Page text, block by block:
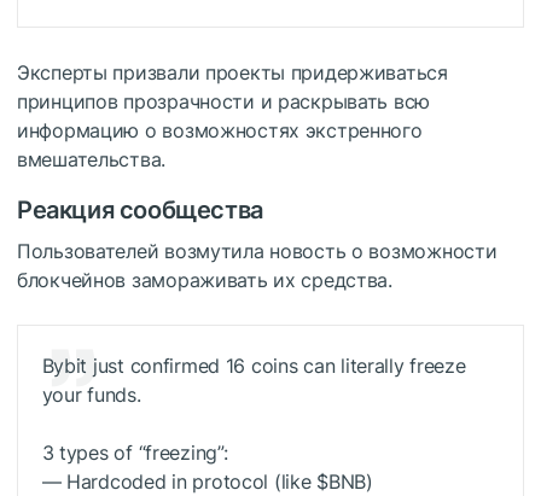
Эксперты призвали проекты придерживаться
принципов прозрачности и раскрывать всю
информацию о возможностях экстренного
вмешательства.
Реакция сообщества
Пользователей возмутила новость о возможности
блокчейнов замораживать их средства.
Bybit just confirmed 16 coins can literally freeze
your funds.
3 types of “freezing”:
— Hardcoded in protocol (like $BNB)